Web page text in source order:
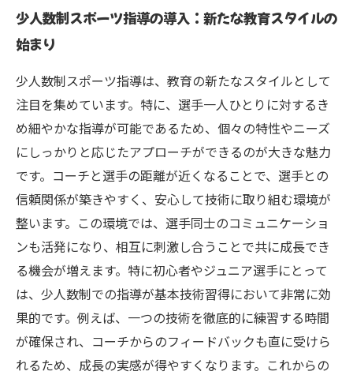
する重要性
初心者に最適な少人数制指導：基礎技術習得の
鍵
成功事例に学ぶ：少人数制スポーツ指導の実践
例
スポーツ現場の変化：少人数制での指導がもた
らす未来
少人数制スポーツ指導の導入：新たな教育スタイルの
始まり
少人数制スポーツ指導は、教育の新たなスタイルとして
注目を集めています。特に、選手一人ひとりに対するき
め細やかな指導が可能であるため、個々の特性やニーズ
にしっかりと応じたアプローチができるのが大きな魅力
です。コーチと選手の距離が近くなることで、選手との
信頼関係が築きやすく、安心して技術に取り組む環境が
整います。この環境では、選手同士のコミュニケーショ
ンも活発になり、相互に刺激し合うことで共に成長でき
る機会が増えます。特に初心者やジュニア選手にとって
は、少人数制での指導が基本技術習得において非常に効
果的です。例えば、一つの技術を徹底的に練習する時間
が確保され、コーチからのフィードバックも直に受けら
れるため、成長の実感が得やすくなります。これからの